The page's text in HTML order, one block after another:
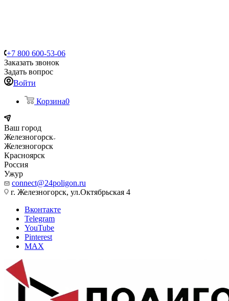
+7 800 600-53-06
Заказать звонок
Задать вопрос
Войти
Корзина0
Ваш город
Железногорск
Железногорск
Красноярск
Россия
Ужур
connect@24poligon.ru
г. Железногорск, ул.Октябрьская 4
Вконтакте
Telegram
YouTube
Pinterest
MAX